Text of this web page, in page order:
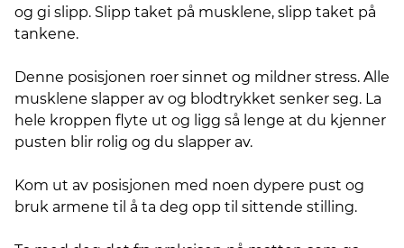
og gi slipp. Slipp taket på musklene, slipp taket på
tankene.
Denne posisjonen roer sinnet og mildner stress. Alle
musklene slapper av og blodtrykket senker seg. La
hele kroppen flyte ut og ligg så lenge at du kjenner
pusten blir rolig og du slapper av.
Kom ut av posisjonen med noen dypere pust og
bruk armene til å ta deg opp til sittende stilling.